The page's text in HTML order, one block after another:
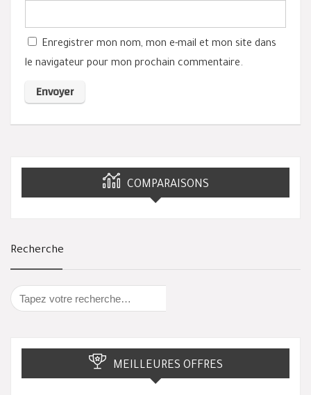
Enregistrer mon nom, mon e-mail et mon site dans
le navigateur pour mon prochain commentaire.
COMPARAISONS
Recherche
MEILLEURES OFFRES